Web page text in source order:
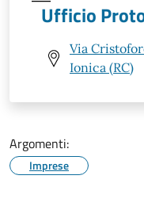
Ufficio
Via
Ionica (RC)
Argomenti:
Imprese